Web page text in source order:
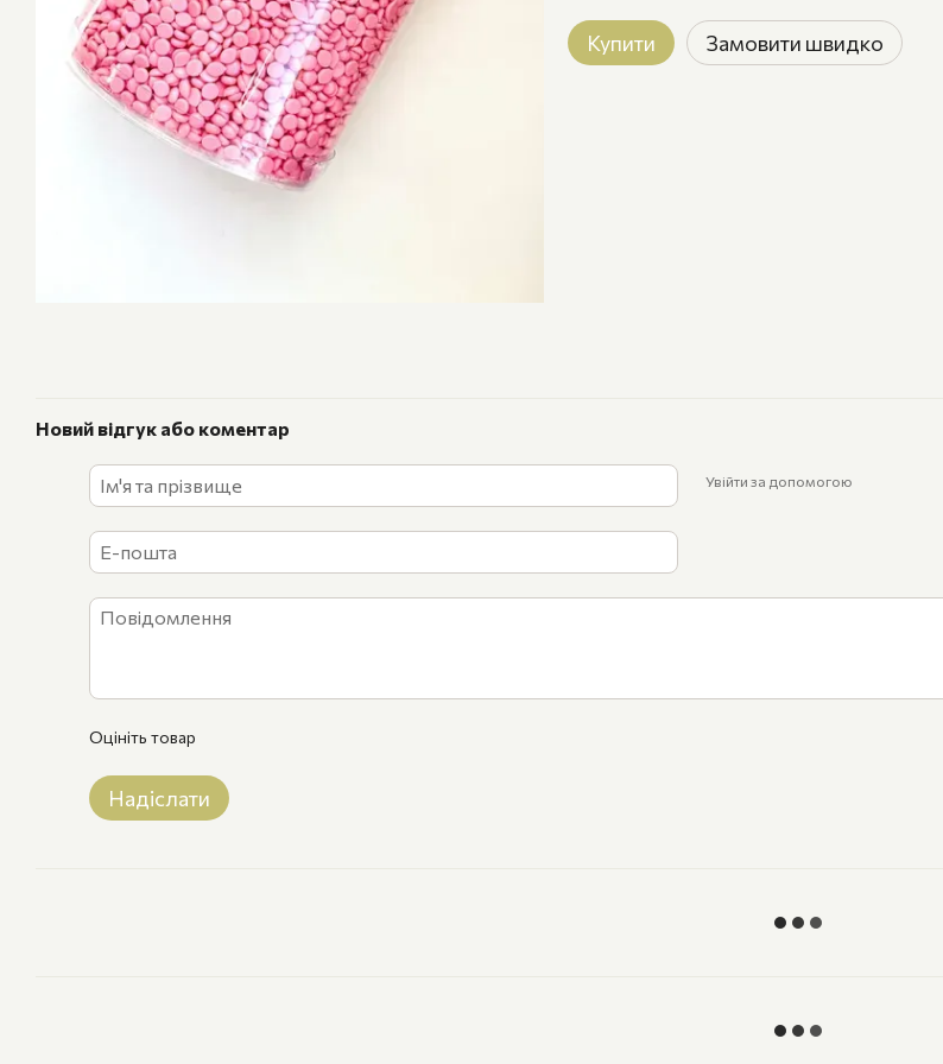
Купити Замовити швидко
Новий відгук або коментар
Увійти за допомогою
Оцініть товар
Надіслати